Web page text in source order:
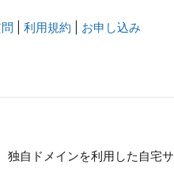
利用規約 お申し込み
独自ドメインを利用した自宅サ